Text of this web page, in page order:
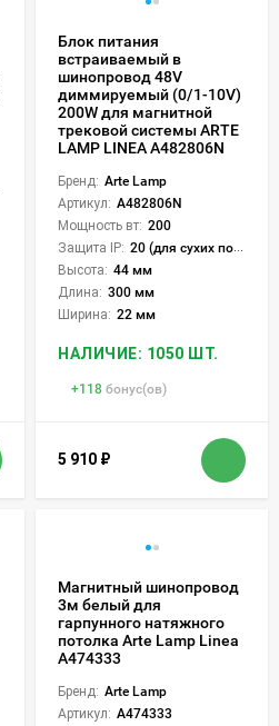
Блок питания
встраиваемый в
шинопровод 48V
диммируемый (0/1-10V)
200W для магнитной
трековой системы ARTE
LAMP LINEA A482806N
Бренд: Arte Lamp
Артикул: A482806N
Мощность вт: 200
Защита IP: 20 (для сухих пом.)
Высота: 44 мм
Длина: 300 мм
Ширина: 22 мм
НАЛИЧИЕ: 1050 ШТ.
+118 бонус(ов)
5 910 ₽
Магнитный шинопровод
3м белый для
гарпунного натяжного
потолка Arte Lamp Linea
A474333
Бренд: Arte Lamp
Артикул: A474333